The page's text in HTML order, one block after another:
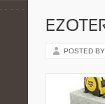
POSTED